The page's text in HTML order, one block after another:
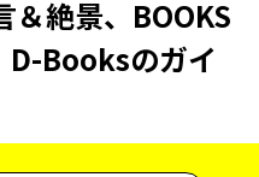
＆絶景、BOOKS
D-Booksのガイ